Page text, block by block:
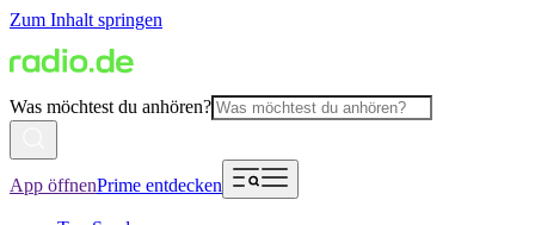
Zum Inhalt springen
Was möchtest du anhören?
App öffnenPrime entdecken